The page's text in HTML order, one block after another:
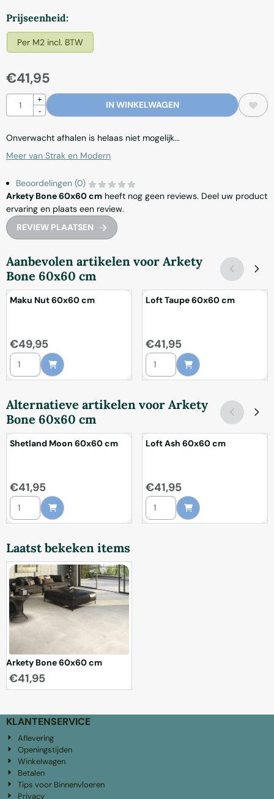
Maak een keuze voor
Prijseenheid:
Per M2 incl. BTW
€41,95
Aantal
+
-
IN WINKELWAGEN
Onverwacht afhalen is helaas niet mogelijk...
Meer van Strak en Modern
Beoordelingen (0)
Arkety Bone 60x60 cm heeft nog geen reviews. Deel uw product
ervaring en plaats een review.
REVIEW PLAATSEN
Aanbevolen artikelen voor Arkety
Bone 60x60 cm
Maku Nut 60x60 cm
Prijs: 49,95
€49,95
Aantal kiezen voor Maku Nut 60x60 cm
Loft Taupe 60x60 cm
Prijs: 41,95
€41,95
Aantal kiezen voor Loft Taupe
Alternatieve artikelen voor Arkety
Bone 60x60 cm
Shetland Moon 60x60 cm
Prijs: 41,95
€41,95
Aantal kiezen voor Shetland Moon 60x60 cm
Loft Ash 60x60 cm
Prijs: 41,95
€41,95
Aantal kiezen voor Loft Ash
Laatst bekeken items
Arkety Bone 60x60 cm
€41,95
KLANTENSERVICE
Aflevering
Openingstijden
Winkelwagen
Betalen
Tips voor Binnenvloeren
Privacy